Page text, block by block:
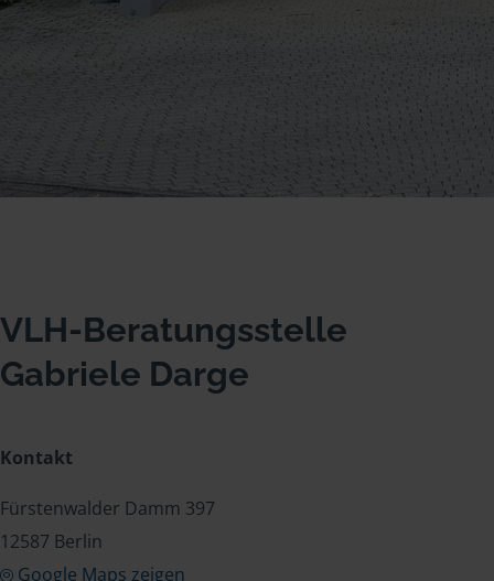
VLH-Beratungsstelle
Gabriele Darge
Kontakt
Fürstenwalder Damm 397
12587 Berlin
Google Maps zeigen